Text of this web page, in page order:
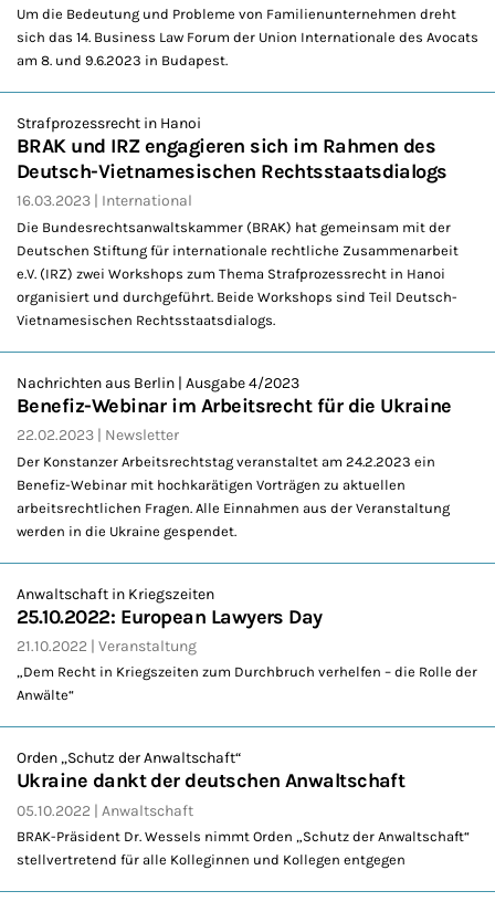
Um die Bedeutung und Probleme von Familienunternehmen dreht
sich das 14. Business Law Forum der Union Internationale des Avocats
am 8. und 9.6.2023 in Budapest.
Strafprozessrecht in Hanoi
BRAK und IRZ engagieren sich im Rahmen des
Deutsch-Vietnamesischen Rechtsstaatsdialogs
16.03.2023 International
Die Bundesrechtsanwaltskammer (BRAK) hat gemeinsam mit der
Deutschen Stiftung für internationale rechtliche Zusammenarbeit
e.V. (IRZ) zwei Workshops zum Thema Strafprozessrecht in Hanoi
organisiert und durchgeführt. Beide Workshops sind Teil Deutsch-
Vietnamesischen Rechtsstaatsdialogs.
Nachrichten aus Berlin | Ausgabe 4/2023
Benefiz-Webinar im Arbeitsrecht für die Ukraine
22.02.2023 Newsletter
Der Konstanzer Arbeitsrechtstag veranstaltet am 24.2.2023 ein
Benefiz-Webinar mit hochkarätigen Vorträgen zu aktuellen
arbeitsrechtlichen Fragen. Alle Einnahmen aus der Veranstaltung
werden in die Ukraine gespendet.
Anwaltschaft in Kriegszeiten
25.10.2022: European Lawyers Day
21.10.2022 Veranstaltung
„Dem Recht in Kriegszeiten zum Durchbruch verhelfen – die Rolle der
Anwälte“
Orden „Schutz der Anwaltschaft“
Ukraine dankt der deutschen Anwaltschaft
05.10.2022 Anwaltschaft
BRAK-Präsident Dr. Wessels nimmt Orden „Schutz der Anwaltschaft“
stellvertretend für alle Kolleginnen und Kollegen entgegen